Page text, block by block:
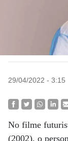
29/04/2022 - 3:15
No filme
(2002), o